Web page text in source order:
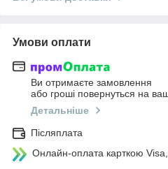
Умови оплати
Ви отримаєте замовлення
або гроші повернуться на
Детальніше
Післяплата
Онлайн-оплата карткою